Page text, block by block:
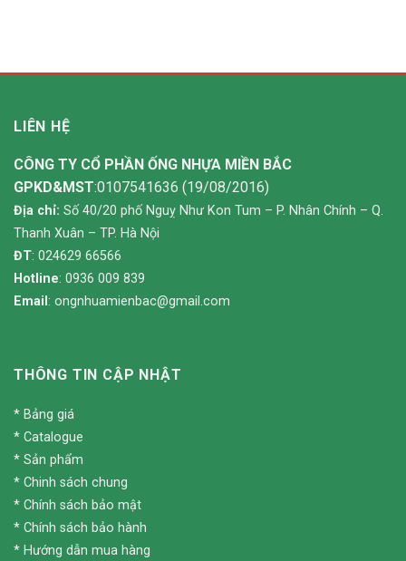
LIÊN HỆ
CÔNG TY CỔ PHẦN ỐNG NHỰA MIỀN BẮC
GPKD&MST:0107541636 (19/08/2016)
Địa chỉ: Số 40/20 phố Nguỵ Như Kon Tum – P. Nhân Chính – Q.
Thanh Xuân – TP. Hà Nội
ĐT: 024629 66566
Hotline: 0936 009 839
Email: ongnhuamienbac@gmail.com
THÔNG TIN CẬP NHẬT
* Bảng giá
* Catalogue
* Sản phẩm
* Chinh sách chung
* Chính sách bảo mật
* Chính sách bảo hành
* Hướng dẫn mua hàng